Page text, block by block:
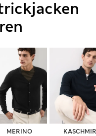
MERINO KASCHMIR